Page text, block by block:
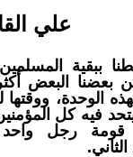
علي
ببقية
البعض
الوحدة،
فيه كل
قومة رجل